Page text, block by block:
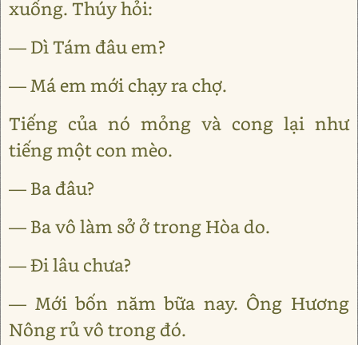
xuống. Thúy hỏi:
— Dì Tám đâu em?
— Má em mới chạy ra chợ.
Tiếng của nó mỏng và cong lại như
tiếng một con mèo.
— Ba đâu?
— Ba vô làm sở ở trong Hòa do.
— Đi lâu chưa?
— Mới bốn năm bữa nay. Ông Hương
Nông rủ vô trong đó.